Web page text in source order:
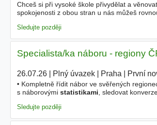
Chceš si při vysoké škole přivydělat a
spokojenosti z obou stran u nás můžeš
Sledujte později
Specialista/ka náboru - regiony
26.07.26| Plný úvazek| Praha První
• Kompletně řídit nábor ve svěřených
s náborovými statistikami , sledovat
Sledujte později